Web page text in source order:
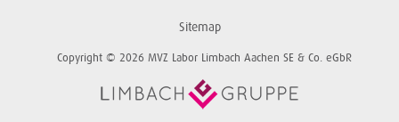
Sitemap
Copyright © 2026 MVZ Labor Limbach Aachen SE & Co. eGbR